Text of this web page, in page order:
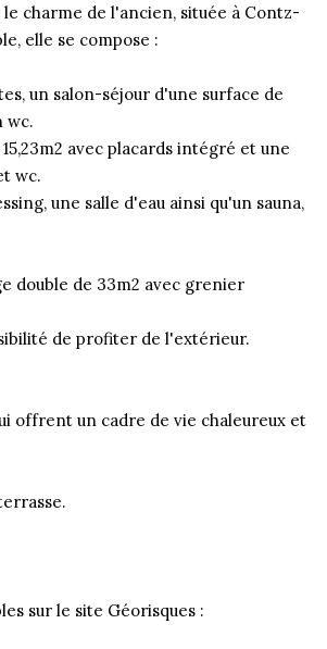
charme de l'ancien, située à Contz-
elle se compose :
un salon-séjour d'une surface de
wc.
avec placards intégré et une
wc.
une salle d'eau ainsi qu'un sauna,
double de 33m2 avec grenier
de profiter de l'extérieur.
offrent un cadre de vie chaleureux et
sur le site Géorisques :